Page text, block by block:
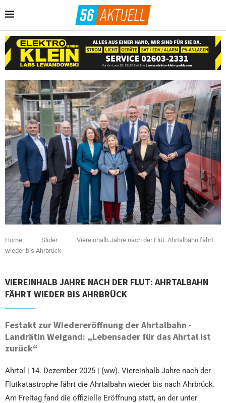
Home Slider
Viereinhalb Jahre nach der Flut: Ahrtalbahn fährt
wieder bis Ahrbrück
VIEREINHALB JAHRE NACH DER FLUT: AHRTALBAHN
FÄHRT WIEDER BIS AHRBRÜCK
Festakt zur Wiedereröffnung der Ahrtalbahn -
Landrätin Weigand: „Lebensader für das Ahrtal ist
zurück“
Ahrtal | 14. Dezember 2025 | (ww). Viereinhalb Jahre nach der
Flutkatastrophe fährt die Ahrtalbahn wieder bis nach Ahrbrück.
Am Freitag fand die offizielle Eröffnung statt, an der unter